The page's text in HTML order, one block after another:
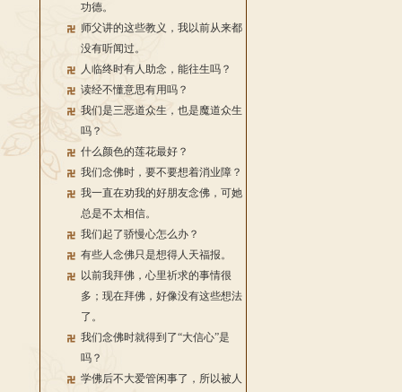
功德。
师父讲的这些教义，我以前从来都
没有听闻过。
人临终时有人助念，能往生吗？
读经不懂意思有用吗？
我们是三恶道众生，也是魔道众生
吗？
什么颜色的莲花最好？
我们念佛时，要不要想着消业障？
我一直在劝我的好朋友念佛，可她
总是不太相信。
我们起了骄慢心怎么办？
有些人念佛只是想得人天福报。
以前我拜佛，心里祈求的事情很
多；现在拜佛，好像没有这些想法
了。
我们念佛时就得到了“大信心”是
吗？
学佛后不大爱管闲事了，所以被人